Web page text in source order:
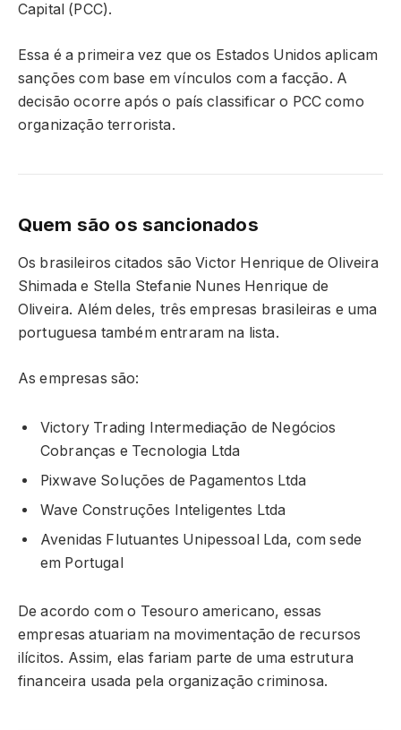
Capital (PCC).
Essa é a primeira vez que os Estados Unidos aplicam
sanções com base em vínculos com a facção. A
decisão ocorre após o país classificar o PCC como
organização terrorista.
Quem são os sancionados
Os brasileiros citados são Victor Henrique de Oliveira
Shimada e Stella Stefanie Nunes Henrique de
Oliveira. Além deles, três empresas brasileiras e uma
portuguesa também entraram na lista.
As empresas são:
Victory Trading Intermediação de Negócios
Cobranças e Tecnologia Ltda
Pixwave Soluções de Pagamentos Ltda
Wave Construções Inteligentes Ltda
Avenidas Flutuantes Unipessoal Lda, com sede
em Portugal
De acordo com o Tesouro americano, essas
empresas atuariam na movimentação de recursos
ilícitos. Assim, elas fariam parte de uma estrutura
financeira usada pela organização criminosa.